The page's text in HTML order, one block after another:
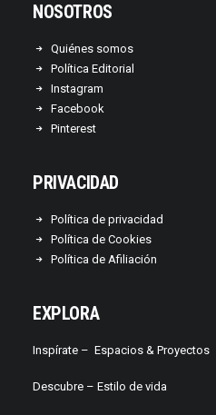
NOSOTROS
Quiénes somos
Política Editorial
Instagram
Facebook
Pinterest
PRIVACIDAD
Política de privacidad
Política de Cookies
Política de Afiliación
EXPLORA
Inspírate – Espacios & Proyectos
Descubre – Estilo de vida